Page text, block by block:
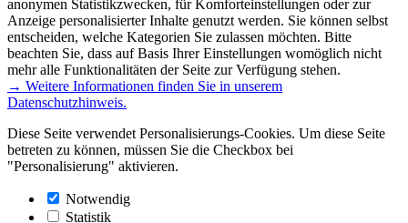
anonymen Statistikzwecken, für Komforteinstellungen oder zur
Anzeige personalisierter Inhalte genutzt werden. Sie können selbst
entscheiden, welche Kategorien Sie zulassen möchten. Bitte
beachten Sie, dass auf Basis Ihrer Einstellungen womöglich nicht
mehr alle Funktionalitäten der Seite zur Verfügung stehen.
→ Weitere Informationen finden Sie in unserem
Datenschutzhinweis.
Diese Seite verwendet Personalisierungs-Cookies. Um diese Seite
betreten zu können, müssen Sie die Checkbox bei
"Personalisierung" aktivieren.
Notwendig
Statistik